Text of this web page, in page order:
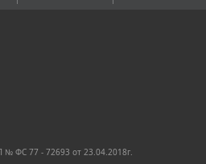
№ ФС 77 - 72693 от 23.04.2018г.